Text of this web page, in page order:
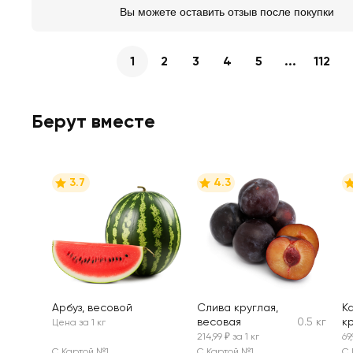
Вы можете оставить отзыв после покупки
1 2 3 4 5 ... 112
Берут вместе
3.7
Арбуз, весовой
Цена за 1 кг
4.3
Слива круглая,
весовая
0.5 кг
214,99 ₽ за 1 кг